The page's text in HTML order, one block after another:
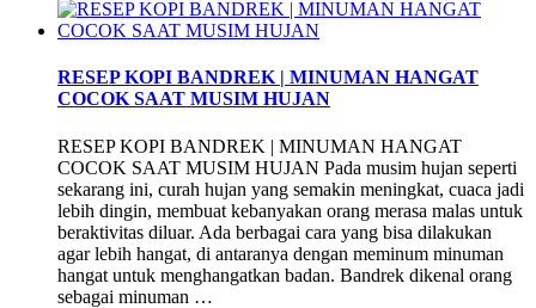
RESEP KOPI BANDREK | MINUMAN HANGAT
COCOK SAAT MUSIM HUJAN
RESEP KOPI BANDREK | MINUMAN HANGAT
COCOK SAAT MUSIM HUJAN Pada musim hujan seperti
sekarang ini, curah hujan yang semakin meningkat, cuaca jadi
lebih dingin, membuat kebanyakan orang merasa malas untuk
beraktivitas diluar. Ada berbagai cara yang bisa dilakukan
agar lebih hangat, di antaranya dengan meminum minuman
hangat untuk menghangatkan badan. Bandrek dikenal orang
sebagai minuman …